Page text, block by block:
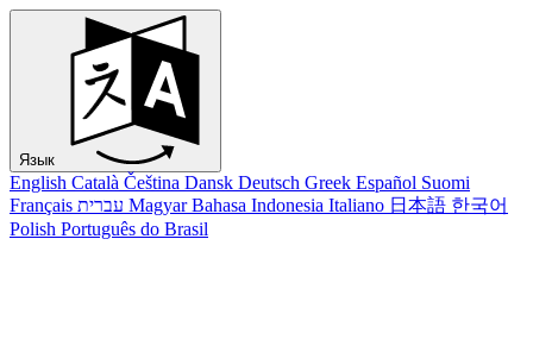
Язык
English Català Čeština Dansk Deutsch Greek Español Suomi
Français עברית Magyar Bahasa Indonesia Italiano 日本語 한국어
Polish Português do Brasil